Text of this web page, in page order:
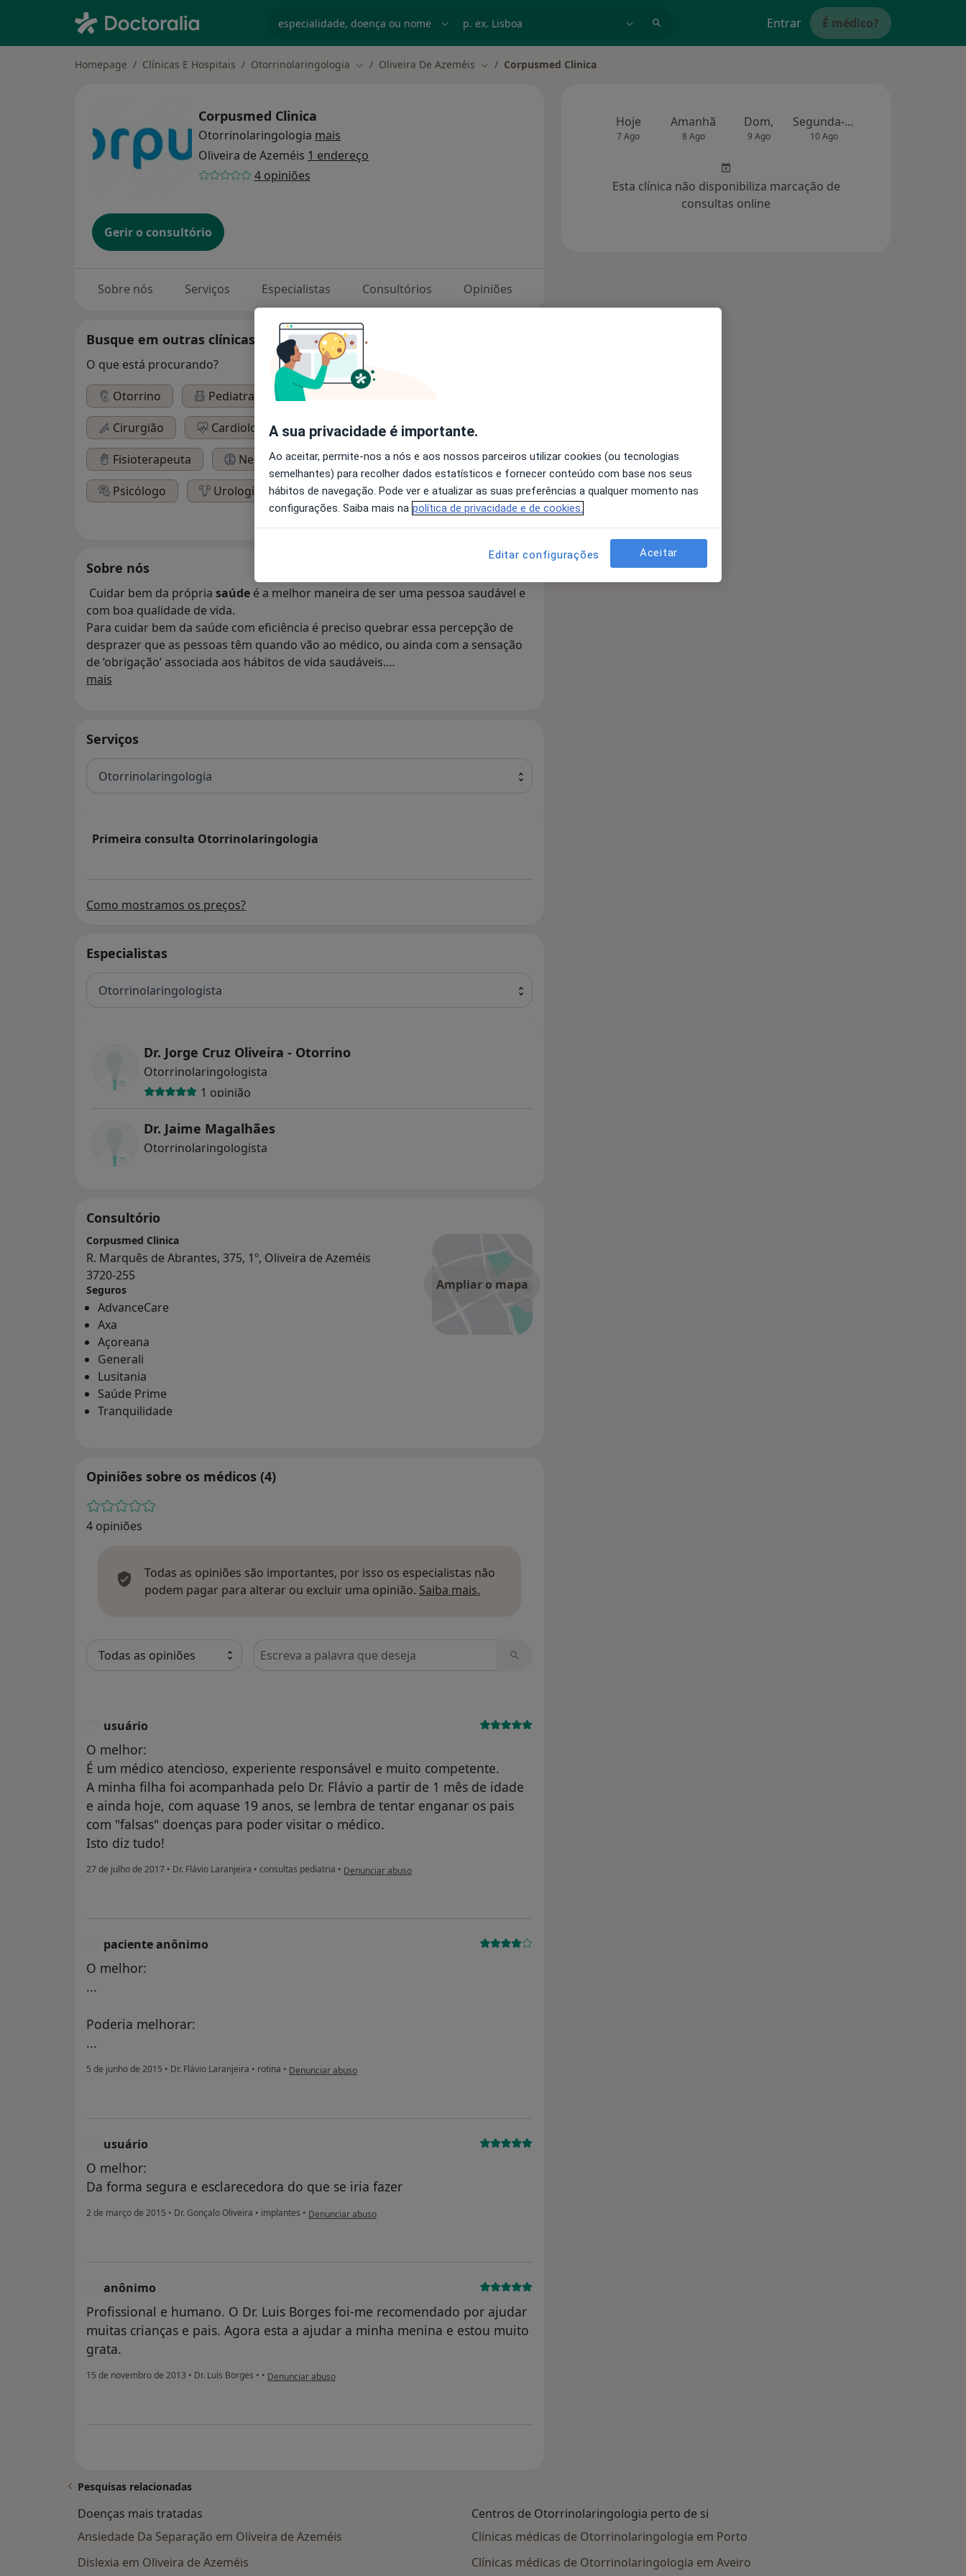
Entrar É médico?
Homepage Clínicas E Hospitais Otorrinolaringologia Mudar de cidade
Oliveira De Azeméis Mudar de cidade
Corpusmed Clinica
Corpusmed Clinica
Otorrinolaringologia mais
Oliveira de Azeméis 1 endereço
4 opiniões
Gerir o consultório
Sobre nós Serviços Especialistas Consultórios Opiniões
Busque em outras clínicas
O que está procurando?
Otorrino
Pediatra Ortopedista
Cirurgião
Cardiologista
Dermatologista
Fisioterapeuta
Neurologista
Oftalmologista
Psicólogo
Urologista
Pesquisar outra especialidade
Sobre nós
Cuidar bem da própria saúde é a melhor maneira de ser uma pessoa saudável e
com boa qualidade de vida.
Para cuidar bem da saúde com eficiência é preciso quebrar essa percepção de
desprazer que as pessoas têm quando vão ao médico, ou ainda com a sensação
de ‘obrigação’ associada aos hábitos de vida saudáveis.
Nós cuidamos de si.
mais
Serviços
Otorrinolaringologia
Primeira consulta Otorrinolaringologia
Como mostramos os preços?
Especialistas
Otorrinolaringologista
Dr. Jorge Cruz Oliveira - Otorrino
Otorrinolaringologista
1 opinião
Dr. Jaime Magalhães
Otorrinolaringologista
Consultório
Ampliar o mapa
Corpusmed Clinica
R. Marquês de Abrantes, 375, 1º, Oliveira de Azeméis
3720-255
Seguros
AdvanceCare
Axa
Açoreana
Generali
Lusitania
Saúde Prime
Tranquilidade
Opiniões sobre os médicos (4)
4 opiniões
Todas as opiniões são importantes, por isso os especialistas não
podem pagar para alterar ou excluir uma opinião. Saiba mais.
Pesquisar em opiniões
usuário
O melhor:
É um médico atencioso, experiente responsável e muito competente.
A minha filha foi acompanhada pelo Dr. Flávio a partir de 1 mês de idade
e ainda hoje, com aquase 19 anos, se lembra de tentar enganar os pais
com "falsas" doenças para poder visitar o médico.
Isto diz tudo!
27 de julho de 2017 • Dr. Flávio Laranjeira • consultas pediatria • na opinião do utilizador usuário
Denunciar abuso
paciente anônimo
O melhor:
...
Poderia melhorar:
...
5 de junho de 2015 • Dr. Flávio Laranjeira • rotina • na opinião do utilizador paciente anônimo
Denunciar abuso
usuário
O melhor:
Da forma segura e esclarecedora do que se iria fazer
2 de março de 2015 • Dr. Gonçalo Oliveira • implantes • na opinião do utilizador usuário
Denunciar abuso
anônimo
Profissional e humano. O Dr. Luis Borges foi-me recomendado por ajudar
muitas crianças e pais. Agora esta a ajudar a minha menina e estou muito
grata.
15 de novembro de 2013 • Dr. Luís Borges • • na opinião do utilizador anônimo
Denunciar abuso
Hoje
7 Ago
Amanhã
8 Ago
Dom,
9 Ago
Segunda-feira
10 Ago
Esta clínica não disponibiliza marcação de
consultas online
Pesquisas relacionadas
Doenças mais tratadas
Ansiedade Da Separação em Oliveira de Azeméis
Dislexia em Oliveira de Azeméis
Centros de Otorrinolaringologia perto de si
Clínicas médicas de Otorrinolaringologia em Porto
Clínicas médicas de Otorrinolaringologia em Aveiro
A sua privacidade é importante.
Ao aceitar, permite-nos a nós e aos nossos parceiros utilizar cookies (ou tecnologias
semelhantes) para recolher dados estatísticos e fornecer conteúdo com base nos seus
hábitos de navegação. Pode ver e atualizar as suas preferências a qualquer momento nas
configurações. Saiba mais na política de privacidade e de cookies.
Editar configurações Aceitar